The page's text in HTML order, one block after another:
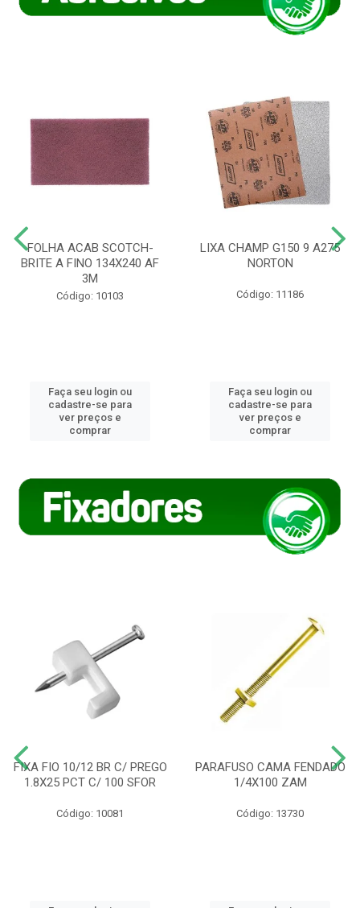
FOLHA ACAB SCOTCH-
BRITE A FINO 134X240 AF
3M
Código: 10103
Faça seu login ou
cadastre-se para
ver preços e
comprar
LIXA CHAMP G150 9 A275
NORTON
Código: 11186
Faça seu login ou
cadastre-se para
ver preços e
comprar
FIXA FIO 10/12 BR C/ PREGO
1.8X25 PCT C/ 100 SFOR
Código: 10081
PARAFUSO CAMA FENDADO
1/4X100 ZAM
Código: 13730